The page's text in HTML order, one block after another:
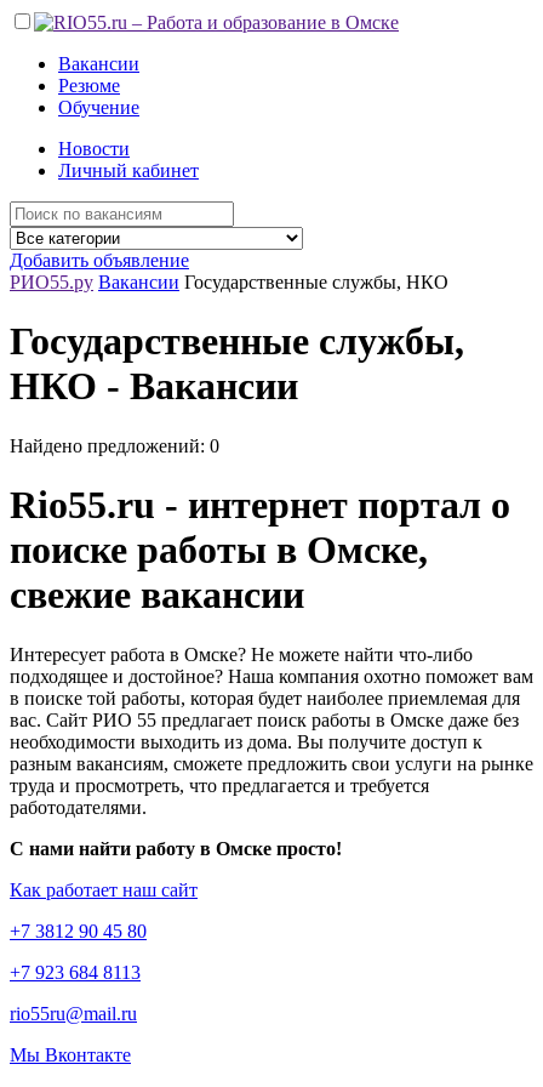
Вакансии
Резюме
Обучение
Новости
Личный кабинет
Добавить объявление
РИО55.ру Вакансии Государственные службы, НКО
Государственные службы,
НКО - Вакансии
Найдено предложений: 0
Rio55.ru - интернет портал о
поиске работы в Омске,
свежие вакансии
Интересует работа в Омске? Не можете найти что-либо
подходящее и достойное? Наша компания охотно поможет вам
в поиске той работы, которая будет наиболее приемлемая для
вас. Сайт РИО 55 предлагает поиск работы в Омске даже без
необходимости выходить из дома. Вы получите доступ к
разным вакансиям, сможете предложить свои услуги на рынке
труда и просмотреть, что предлагается и требуется
работодателями.
С нами найти работу в Омске просто!
Как работает наш сайт
+7 3812 90 45 80
+7 923 684 8113
rio55ru@mail.ru
Мы Вконтакте